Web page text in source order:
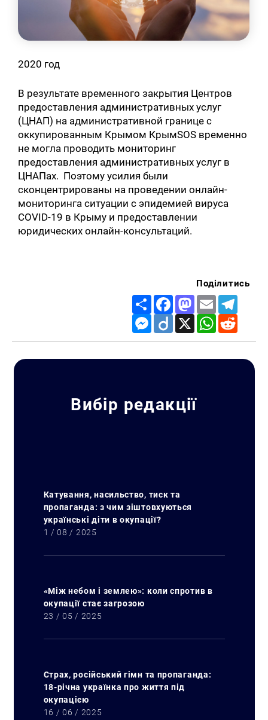
2020 год
В результате временного закрытия Центров
предоставления административных услуг
(ЦНАП) на административной границе с
оккупированным Крымом КрымSOS временно
не могла проводить мониторинг
предоставления административных услуг в
ЦНАПах. Поэтому усилия были
сконцентрированы на проведении онлайн-
мониторинга ситуации с эпидемией вируса
COVID-19 в Крыму и предоставлении
юридических онлайн-консультаций.
Поділитись
Share FacebookMastodon
Email
Messenger
Diigo X WhatsApp
Вибір редакції
Катування, насильство, тиск та
пропаганда: з чим зіштовхуються
українські діти в окупації?
1 / 08 / 2025
«Між небом і землею»: коли спротив в
окупації стає загрозою
23 / 05 / 2025
Страх, російський гімн та пропаганда:
18-річна українка про життя під
окупацією
16 / 06 / 2025